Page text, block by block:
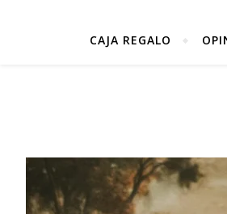
CAJA REGALO